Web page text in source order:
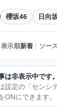
櫻坂46 日向
表示順新着｜ ソース
は非表示中です。
設定の「センシ
ONにできます。